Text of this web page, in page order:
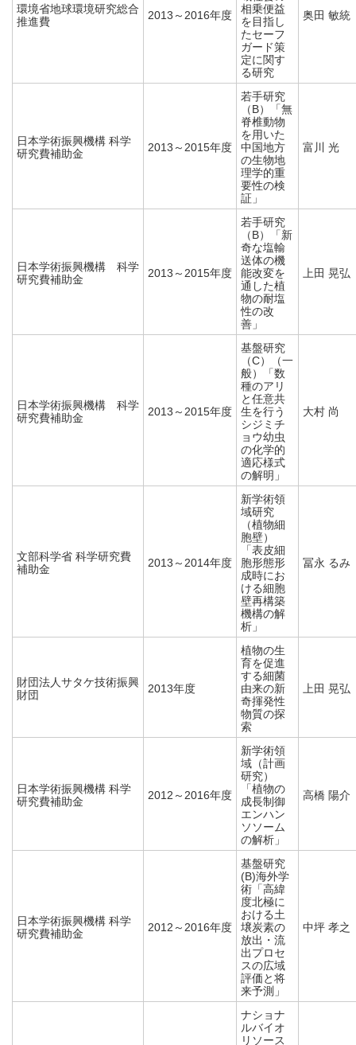
環境省地球環境研究総合
推進費
2013～2016年度
相乗便益
を目指し
たセーフ
ガード策
定に関す
る研究
奥田 敏統
日本学術振興機構 科学
研究費補助金
2013～2015年度
若手研究
（B）「無
脊椎動物
を用いた
中国地方
の生物地
理学的重
要性の検
証」
富川 光
日本学術振興機構 科学
研究費補助金
2013～2015年度
若手研究
（B）「新
奇な塩輸
送体の機
能改変を
通した植
物の耐塩
性の改
善」
上田 晃弘
日本学術振興機構 科学
研究費補助金
2013～2015年度
基盤研究
（C）（一
般）「数
種のアリ
と任意共
生を行う
シジミチ
ョウ幼虫
の化学的
適応様式
の解明」
大村 尚
文部科学省 科学研究費
補助金
2013～2014年度
新学術領
域研究
（植物細
胞壁）
「表皮細
胞形態形
成時にお
ける細胞
壁再構築
機構の解
析」
冨永 るみ
財団法人サタケ技術振興
財団
2013年度
植物の生
育を促進
する細菌
由来の新
奇揮発性
物質の探
索
上田 晃弘
日本学術振興機構 科学
研究費補助金
2012～2016年度
新学術領
域（計画
研究）
「植物の
成長制御
エンハン
ソソーム
の解析」
高橋 陽介
日本学術振興機構 科学
研究費補助金
2012～2016年度
基盤研究
(B)海外学
術「高緯
度北極に
おける土
壌炭素の
放出・流
出プロセ
スの広域
評価と将
来予測」
中坪 孝之
ナショナ
ルバイオ
リソース